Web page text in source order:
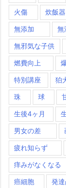
火傷 炊飯器
無添加 無
無邪気な子供
燃費向上
特別講座 狛
珠 球
生後4ヶ月
男女の差
疲れ知らず
痒みがなくなる
癌細胞 発